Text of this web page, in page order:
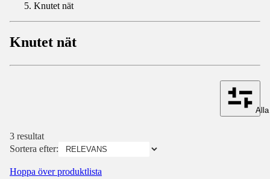
Knutet nät
Knutet nät
3 resultat
Sortera efter:
Hoppa över produktlista